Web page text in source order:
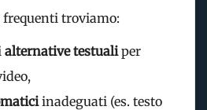
troviamo:
alternative testualiper
inadeguati (es. testo